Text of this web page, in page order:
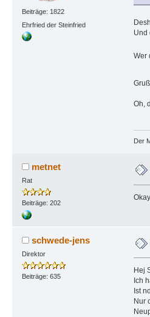
Beiträge: 1822
Ehrfried der Steinfried
Und
Wer
Oh,
Der
metnet
Rat
Beiträge: 202
schwede-jens
Direktor
Beiträge: 635
Hej
Ich
Ist
Nur